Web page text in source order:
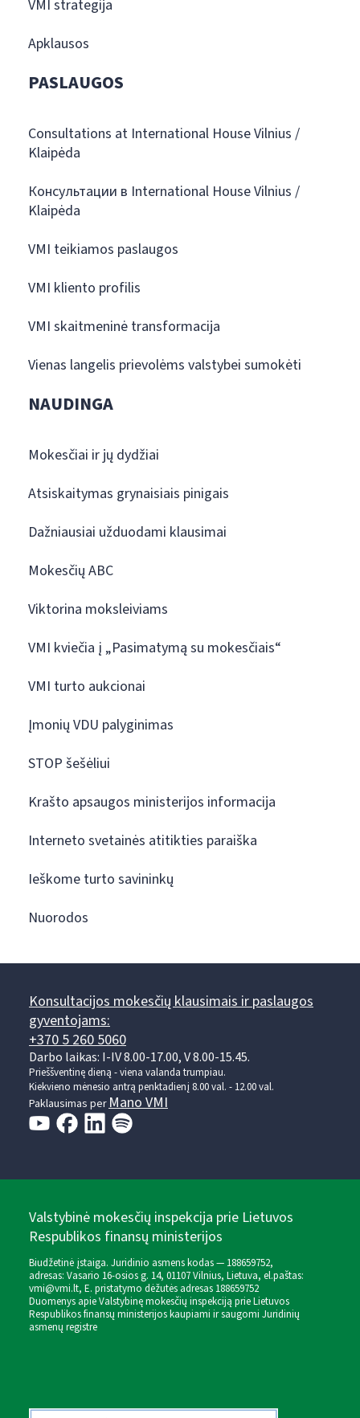
VMI strategija
Apklausos
PASLAUGOS
Consultations at International House Vilnius /
Klaipėda
Консультации в International House Vilnius /
Klaipėda
VMI teikiamos paslaugos
VMI kliento profilis
VMI skaitmeninė transformacija
Vienas langelis prievolėms valstybei sumokėti
NAUDINGA
Mokesčiai ir jų dydžiai
Atsiskaitymas grynaisiais pinigais
Dažniausiai užduodami klausimai
Mokesčių ABC
Viktorina moksleiviams
VMI kviečia į „Pasimatymą su mokesčiais“
VMI turto aukcionai
Įmonių VDU palyginimas
STOP šešėliui
Krašto apsaugos ministerijos informacija
Interneto svetainės atitikties paraiška
Ieškome turto savininkų
Nuorodos
Konsultacijos mokesčių klausimais ir paslaugos
gyventojams:
+370 5 260 5060
Darbo laikas: I-IV 8.00-17.00, V 8.00-15.45.
Prieššventinę dieną - viena valanda trumpiau.
Kiekvieno mėnesio antrą penktadienį 8.00 val. - 12.00 val.
Paklausimas per Mano VMI
Valstybinė mokesčių inspekcija prie Lietuvos
Respublikos finansų ministerijos
Biudžetinė įstaiga. Juridinio asmens kodas — 188659752,
adresas: Vasario 16-osios g. 14, 01107 Vilnius, Lietuva, el.paštas:
vmi@vmi.lt, E. pristatymo dėžutės adresas 188659752
Duomenys apie Valstybinę mokesčių inspekciją prie Lietuvos
Respublikos finansų ministerijos kaupiami ir saugomi Juridinių
asmenų registre